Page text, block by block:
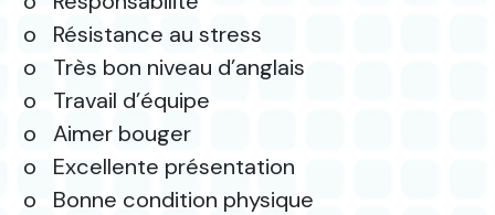
o
Résistance au stress
o
Très bon niveau d’anglais
o
Travail d’équipe
o
Aimer bouger
o
Excellente présentation
o
Bonne condition physique